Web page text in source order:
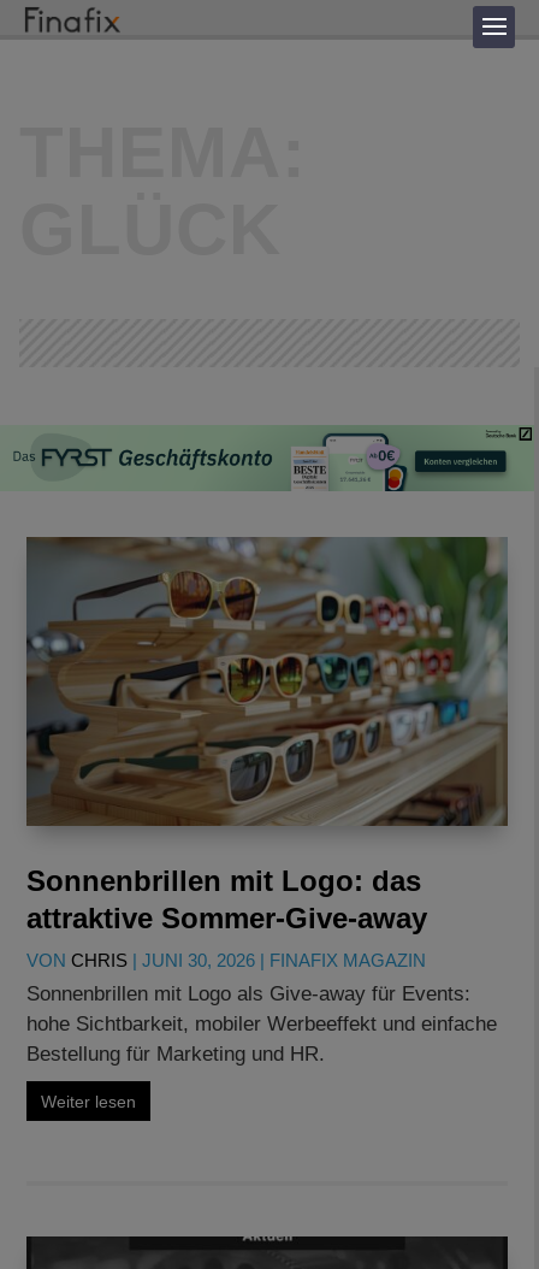
Sonnenbrillen mit Logo: das
attraktive Sommer-Give-away
VONCHRIS |JUNI 30, 2026 | FINAFIX MAGAZIN
Sonnenbrillen mit Logo als Give-away für Events:
hohe Sichtbarkeit, mobiler Werbeeffekt und einfache
Bestellung für Marketing und HR.
Weiter lesen